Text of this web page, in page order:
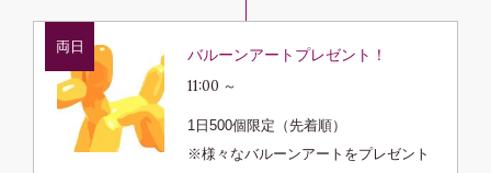
両日 バルーンアートプレゼント！
11:00 ～
1日500個限定（先着順）
※様々なバルーンアートをプレゼント